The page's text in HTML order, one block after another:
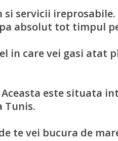
servicii ireprosabile.
absolut tot timpul
in care vei gasi atat
este situata
Tunis.
te vei bucura de